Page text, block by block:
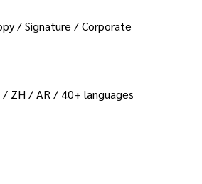
/ Signature / Corporate
ZH / AR / 40+ languages